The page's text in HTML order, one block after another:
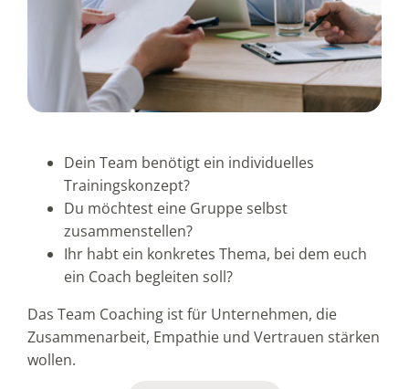
Dein Team benötigt ein individuelles
Trainingskonzept?
Du möchtest eine Gruppe selbst
zusammenstellen?
Ihr habt ein konkretes Thema, bei dem euch
ein Coach begleiten soll?
Das Team Coaching ist für Unternehmen, die
Zusammenarbeit, Empathie und Vertrauen stärken
wollen.